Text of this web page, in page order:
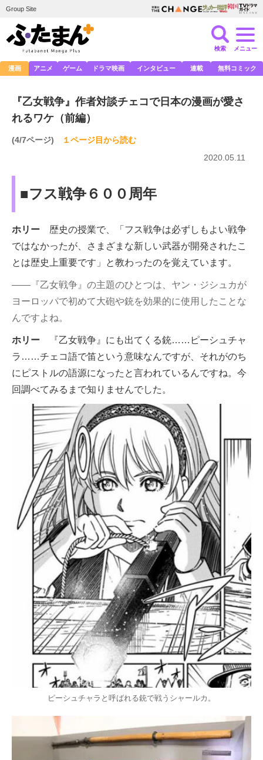
Group Site
検索 メニュー
漫画 アニメ ゲーム ドラマ映画 インタビュー 連載 無料コミック
『乙女戦争』作者対談チェコで日本の漫画が愛さ
れるワケ（前編）
(4/7ページ)
１ページ目から読む
2020.05.11
■フス戦争６００周年
ホリー 歴史の授業で、「フス戦争は必ずしもよい戦争
ではなかったが、さまざまな新しい武器が開発されたこ
とは歴史上重要です」と教わったのを覚えています。
――『乙女戦争』の主題のひとつは、ヤン・ジシュカが
ヨーロッパで初めて大砲や銃を効果的に使用したことな
んですよね。
ホリー
『乙女戦争』にも出てくる銃……ピーシュチャ
ラ……チェコ語で笛という意味なんですが、それがのち
にピストルの語源になったと言われているんですね。今
回調べてみるまで知りませんでした。
ピーシュチャラと呼ばれる銃で戦うシャールカ。